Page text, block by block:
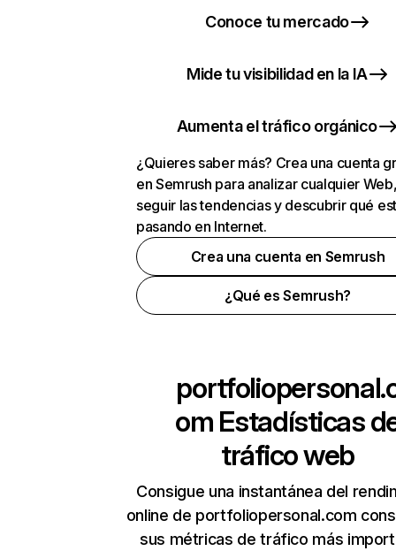
Conoce tu mercado
Mide tu visibilidad en la IA
Aumenta el tráfico orgánico
¿Quieres saber más? Crea una cuenta
en Semrush para analizar cualquier
seguir las tendencias y descubrir qué
pasando en Internet.
Crea una cuenta en Semrush
¿Qué es Semrush?
om Estadísticas
tráfico web
Consigue una instantánea del
online de portfoliopersonal.com
sus métricas de tráfico más